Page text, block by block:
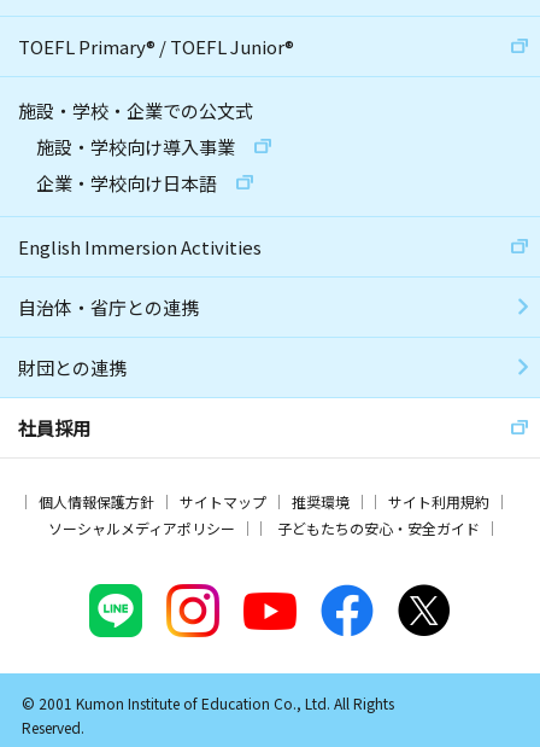
TOEFL Primary® /TOEFL Junior®
施設・学校・企業での公文式
施設・学校向け導入事業
企業・学校向け日本語
English Immersion Activities
自治体・省庁との連携
財団との連携
社員採用
個人情報保護方針 サイトマップ 推奨環境
サイト利用規約
ソーシャルメディアポリシー
子どもたちの安心・安全ガイド
© 2001 Kumon Institute of Education Co., Ltd. All Rights
Reserved.